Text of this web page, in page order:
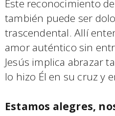
Este reconocimiento
también puede ser
trascendental. Allí
amor auténtico sin
Jesús implica abrazar
lo hizo Él en su cruz y
Estamos alegres,